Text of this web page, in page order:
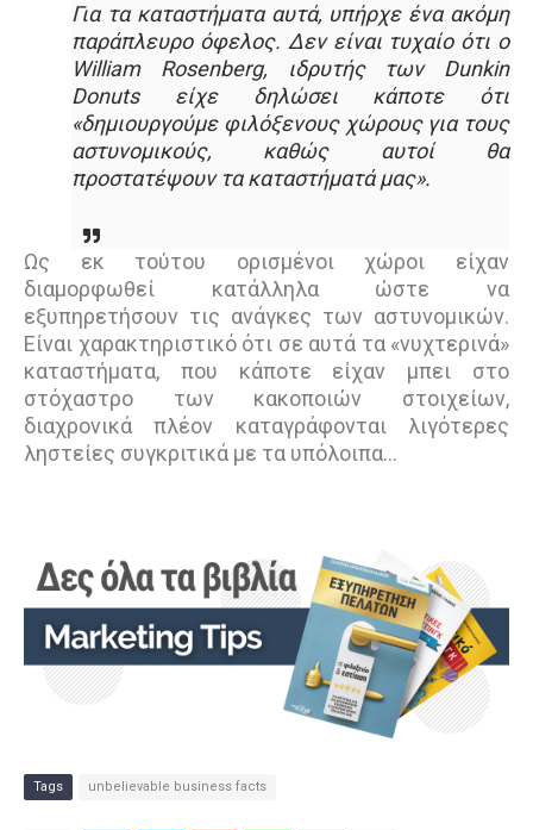
Για τα καταστήματα αυτά, υπήρχε ένα ακόμη
παράπλευρο όφελος. Δεν είναι τυχαίο ότι ο
William Rosenberg, ιδρυτής των Dunkin
Donuts είχε δηλώσει κάποτε ότι
«δημιουργούμε φιλόξενους χώρους για τους
αστυνομικούς, καθώς αυτοί θα
προστατέψουν τα καταστήματά μας».
Ως εκ τούτου ορισμένοι χώροι είχαν
διαμορφωθεί κατάλληλα ώστε να
εξυπηρετήσουν τις ανάγκες των αστυνομικών.
Είναι χαρακτηριστικό ότι σε αυτά τα «νυχτερινά»
καταστήματα, που κάποτε είχαν μπει στο
στόχαστρο των κακοποιών στοιχείων,
διαχρονικά πλέον καταγράφονται λιγότερες
ληστείες συγκριτικά με τα υπόλοιπα…
Tags unbelievable business facts